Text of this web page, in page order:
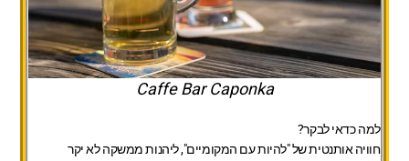
Caffe Bar Caponka
למה כדאי לבקר?
חוויה אותנטית של "להיות עם המקומיים", ליהנות ממשקה לא יקר